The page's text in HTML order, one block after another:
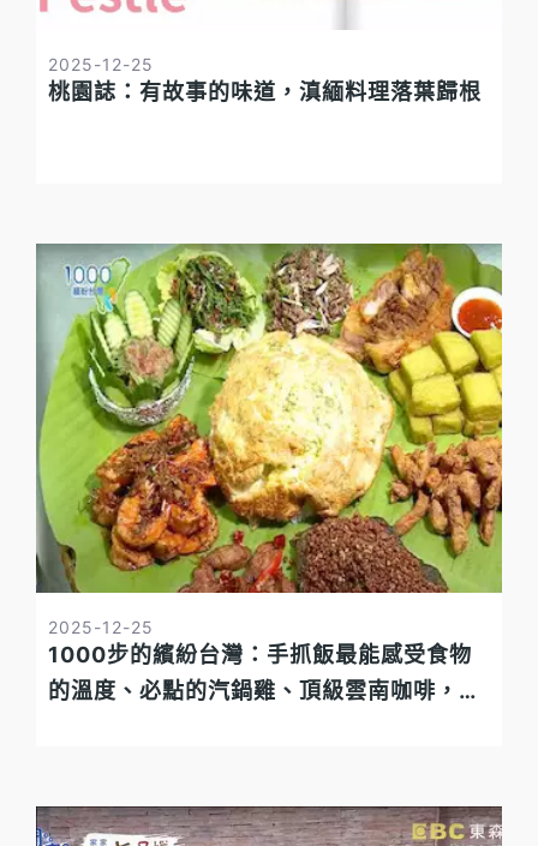
2025-12-25
桃園誌：有故事的味道，滇緬料理落葉歸根
2025-12-25
1000步的繽紛台灣：手抓飯最能感受食物
的溫度、必點的汽鍋雞、頂級雲南咖啡，還